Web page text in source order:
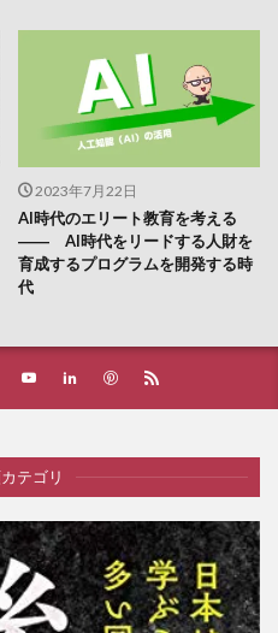
2023年7月22日
AI時代のエリート教育を考える
―― AI時代をリードする人財を
育成するプログラムを開発する時
代
テゴリ